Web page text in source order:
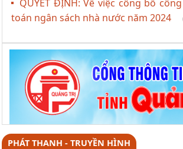
QUYẾT ĐỊNH: Về việc công bố
toán ngân sách nhà nước năm 2024
PHÁT THANH - TRUYỀN HÌNH